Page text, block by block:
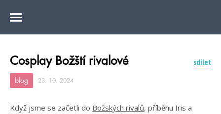
Cosplay Božští rivalové sdílet
blog 23. 10. 2024
Když jsme se začetli do Božských rivalů, příběhu Iris a